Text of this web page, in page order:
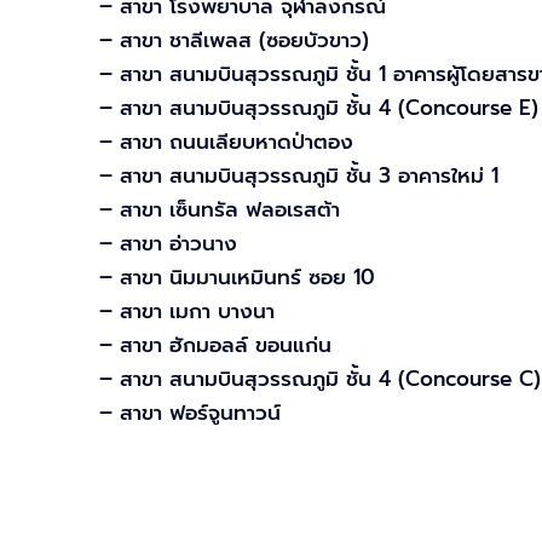
– สาขา ชาลีเพลส (ซอยบัวขาว)
– สาขา สนามบินสุวรรณภูมิ ชั้น 1 อาคารผู้โดยสารข
– สาขา สนามบินสุวรรณภูมิ ชั้น 4 (Concourse E)
– สาขา ถนนเลียบหาดป่าตอง
– สาขา สนามบินสุวรรณภูมิ ชั้น 3 อาคารใหม่ 1
– สาขา เซ็นทรัล ฟลอเรสต้า
– สาขา อ่าวนาง
– สาขา นิมมานเหมินทร์ ซอย 10
– สาขา เมกา บางนา
– สาขา ฮักมอลล์ ขอนแก่น
– สาขา สนามบินสุวรรณภูมิ ชั้น 4 (Concourse C)
– สาขา ฟอร์จูนทาวน์